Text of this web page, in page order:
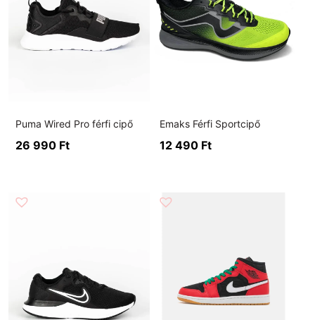
Puma Wired Pro férfi cipő
26 990 Ft
Emaks Férfi Sportcipő
12 490 Ft